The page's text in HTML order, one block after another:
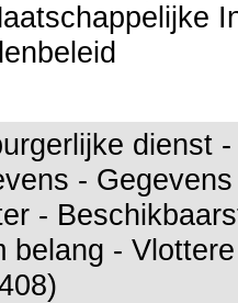
dienst
-
-
belang -